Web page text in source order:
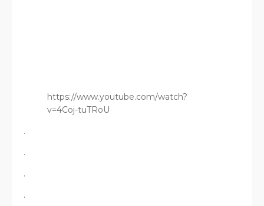
https://www.youtube.com/watch?
v=4Coj-tuTRoU
.
.
.
.